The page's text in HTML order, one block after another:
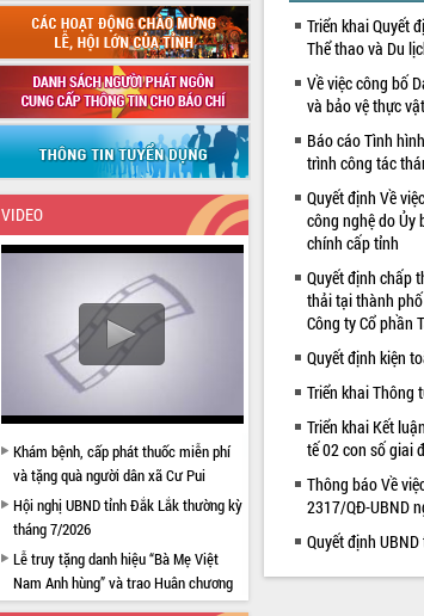
VIDEO
Khám bệnh, cấp phát thuốc miễn phí
và tặng quà người dân xã Cư Pui
Hội nghị UBND tỉnh Đắk Lắk thường kỳ
tháng 7/2026
Lễ truy tặng danh hiệu “Bà Mẹ Việt
Nam Anh hùng” và trao Huân chương
Lao động
Triển khai Quyết
Thể thao và Du
Về việc công bố
và bảo vệ thực
Báo cáo Tình
trình công tác
Quyết định Về
công nghệ do Ủy
chính cấp tỉnh
Quyết định chấp
thải tại thành
Công ty Cổ phần
Quyết định kiện
Triển khai Thông
Triển khai Kết
tế 02 con số giai
Thông báo Về
2317/QĐ-UBND
Quyết định